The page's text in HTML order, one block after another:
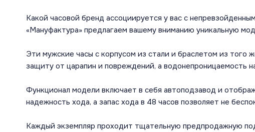
Какой часовой бренд ассоциируется у вас с
«Мануфактура» предлагаем вашему вниманию уникальную
Эти мужские часы с корпусом из стали и браслетом из того
защиту от царапин и повреждений, а водонепроницаемость
Функционал модели включает в себя автоподзавод и
надежность хода, а запас хода в 48 часов позволяет не
Каждый экземпляр проходит тщательную предпродажную